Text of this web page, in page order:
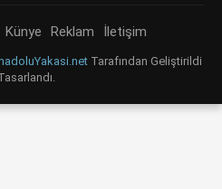
Künye Reklam İletişim
Tarafından Geliştirildi